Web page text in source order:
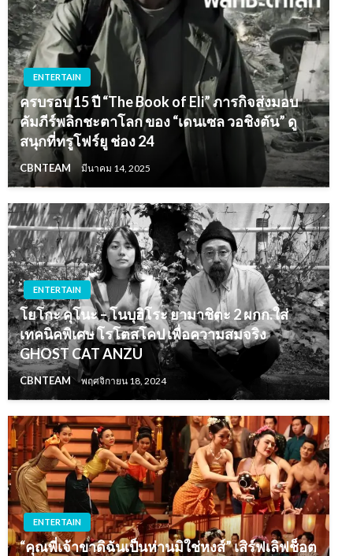
ENTERTAIN
ครบรอบ 15 ปี “The Book of Eli” ภารกิจส่งมอบ
คัมภีร์พลิกชะตาโลก ของ “เดนเซล วอชิงตัน” ดู
สนุกที่ทรูโฟร์ยู ช่อง 24
CBNTEAM มีนาคม 14, 2025
ENTERTAIN
โยโกะ คุโนะ – โนบุฮิโระ ยามาชิตะ 2 ผกก.ใส่
เทคนิคพิเศษ โรโตสโคป เพื่อความสมจริง
GHOST CAT ANZU
CBNTEAM พฤศจิกายน 18, 2024
ENTERTAIN
“คุณพี่เจ้าขาดิฉันเป็นห่านมิใช่หงส์” เสิร์ฟเลิฟช็อต